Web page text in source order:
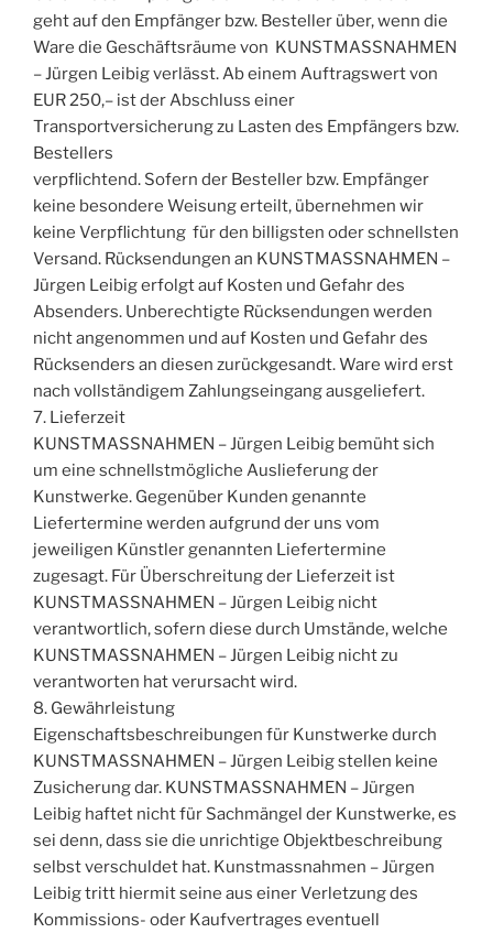
geht auf den Empfänger bzw. Besteller über, wenn die
Ware die Geschäftsräume von KUNSTMASSNAHMEN
– Jürgen Leibig verlässt. Ab einem Auftragswert von
EUR 250,– ist der Abschluss einer
Transportversicherung zu Lasten des Empfängers bzw.
Bestellers
verpflichtend. Sofern der Besteller bzw. Empfänger
keine besondere Weisung erteilt, übernehmen wir
keine Verpflichtung für den billigsten oder schnellsten
Versand. Rücksendungen an KUNSTMASSNAHMEN –
Jürgen Leibig erfolgt auf Kosten und Gefahr des
Absenders. Unberechtigte Rücksendungen werden
nicht angenommen und auf Kosten und Gefahr des
Rücksenders an diesen zurückgesandt. Ware wird erst
nach vollständigem Zahlungseingang ausgeliefert.
7. Lieferzeit
KUNSTMASSNAHMEN – Jürgen Leibig bemüht sich
um eine schnellstmögliche Auslieferung der
Kunstwerke. Gegenüber Kunden genannte
Liefertermine werden aufgrund der uns vom
jeweiligen Künstler genannten Liefertermine
zugesagt. Für Überschreitung der Lieferzeit ist
KUNSTMASSNAHMEN – Jürgen Leibig nicht
verantwortlich, sofern diese durch Umstände, welche
KUNSTMASSNAHMEN – Jürgen Leibig nicht zu
verantworten hat verursacht wird.
8. Gewährleistung
Eigenschaftsbeschreibungen für Kunstwerke durch
KUNSTMASSNAHMEN – Jürgen Leibig stellen keine
Zusicherung dar. KUNSTMASSNAHMEN – Jürgen
Leibig haftet nicht für Sachmängel der Kunstwerke, es
sei denn, dass sie die unrichtige Objektbeschreibung
selbst verschuldet hat. Kunstmassnahmen – Jürgen
Leibig tritt hiermit seine aus einer Verletzung des
Kommissions- oder Kaufvertrages eventuell